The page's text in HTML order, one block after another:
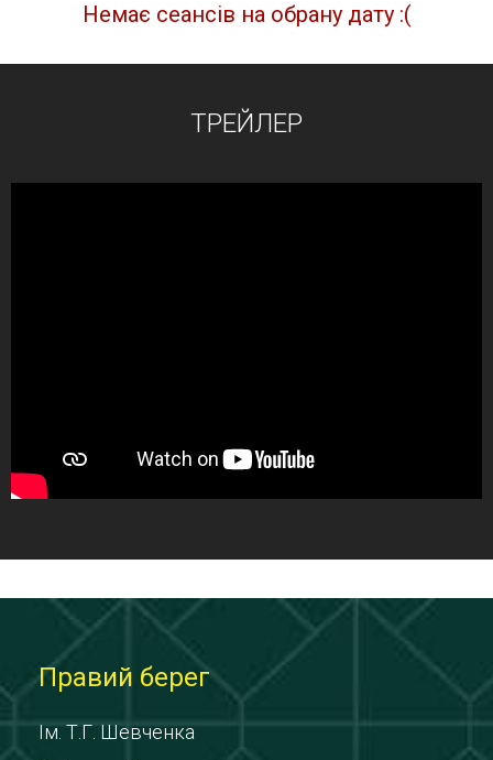
Немає сеансів на обрану дату :(
ТРЕЙЛЕР
Правий берег
Ім. Т.Г. Шевченка